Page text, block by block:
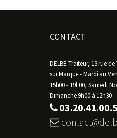
CONTACT
DELBE Traiteur, 13 rue de
sur Marque - Mardi au
15h00 - 19h00, Samedi
Dimanche 9h00 à 12h30